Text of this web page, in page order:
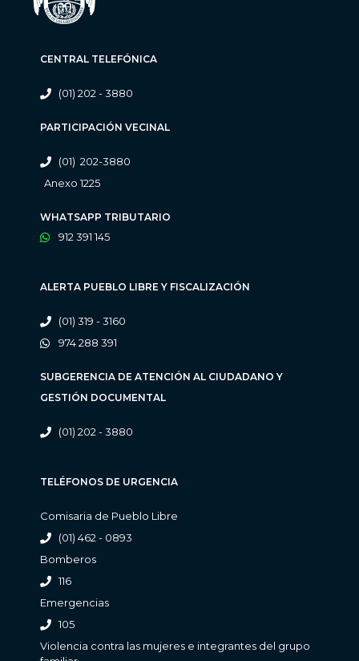
CENTRAL TELEFÓNICA
(01) 202 - 3880
PARTICIPACIÓN VECINAL
(01) 202-3880
Anexo 1225
WHATSAPP TRIBUTARIO
912 391 145
ALERTA PUEBLO LIBRE Y FISCALIZACIÓN
(01) 319 - 3160
974 288 391
SUBGERENCIA DE ATENCIÓN AL CIUDADANO Y
GESTIÓN DOCUMENTAL
(01) 202 - 3880
TELÉFONOS DE URGENCIA
Comisaria de Pueblo Libre
(01) 462 - 0893
Bomberos
116
Emergencias
105
Violencia contra las mujeres e integrantes del grupo